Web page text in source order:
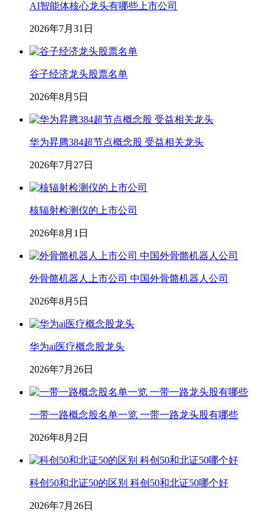
AI智能体核心龙头有哪些上市公司
2026年7月31日
谷子经济龙头股票名单
2026年8月5日
华为昇腾384超节点概念股 受益相关龙头
2026年7月27日
核辐射检测仪的上市公司
2026年8月1日
外骨骼机器人上市公司 中国外骨骼机器人公司
2026年8月5日
华为ai医疗概念股龙头
2026年7月26日
一带一路概念股名单一览 一带一路龙头股有哪些
2026年8月2日
科创50和北证50的区别 科创50和北证50哪个好
2026年7月26日